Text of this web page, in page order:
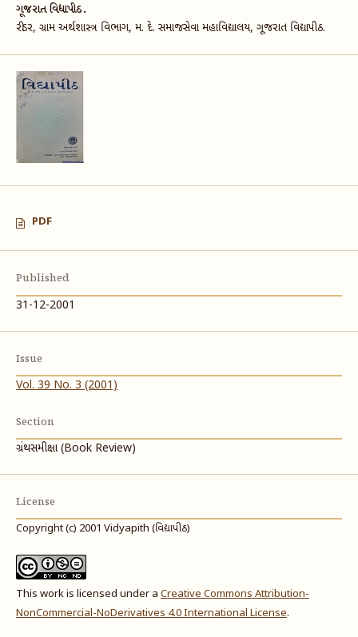
ગૂજરાત વિદ્યાપીઠ.
રીડર, ગ્રામ અર્થશાસ્ત્ર વિભાગ, મ. દે. સમાજસેવા મહાવિદ્યાલય, ગૂજરાત વિદ્યાપીઠ.
PDF
Published
31-12-2001
Issue
Vol. 39 No. 3 (2001)
Section
ગ્રંથસમીક્ષા (Book Review)
License
Copyright (c) 2001 Vidyapith (વિદ્યાપીઠ)
This work is licensed under a Creative Commons Attribution-
NonCommercial-NoDerivatives 4.0 International License.